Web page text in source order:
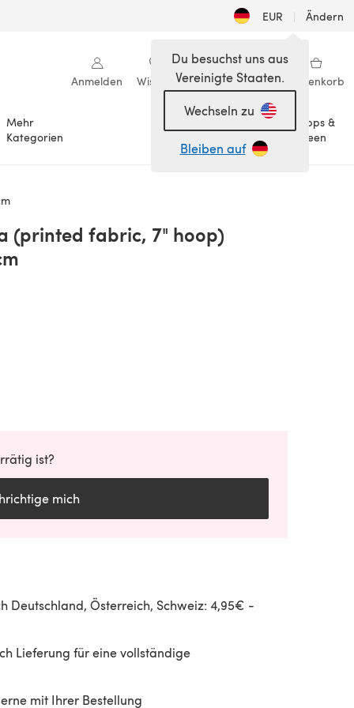
EUR | Ändern
Anmelden Wishlist Meine Bibliothek Warenkorb
Mehr
Kategorien
Anlässe
Tipps &
Ideen
Du besuchst uns aus
Vereinigte Staaten.
Wechseln zu
Bleiben auf
(printed fabric, 7" hoop)
ist?
mich
Deutschland, Österreich, Schweiz: 4,95€ -
Lieferung für eine vollständige
mit Ihrer Bestellung